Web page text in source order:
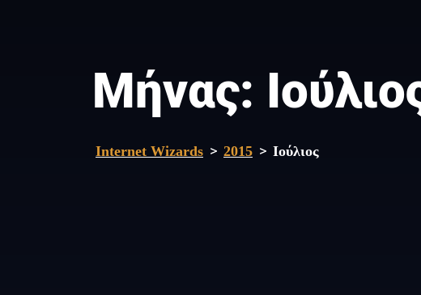
Μήνας:
Internet Wizards > 2015 > Ιούλιος